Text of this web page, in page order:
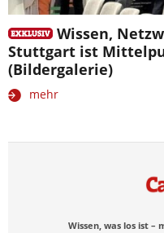
Wissen,
Stuttgart ist
(Bildergalerie)
mehr
Wissen, was los ist –